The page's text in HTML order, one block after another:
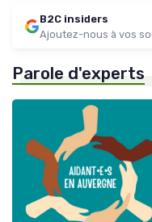
B2C insiders
Ajoutez-nous à vos
Parole d'experts